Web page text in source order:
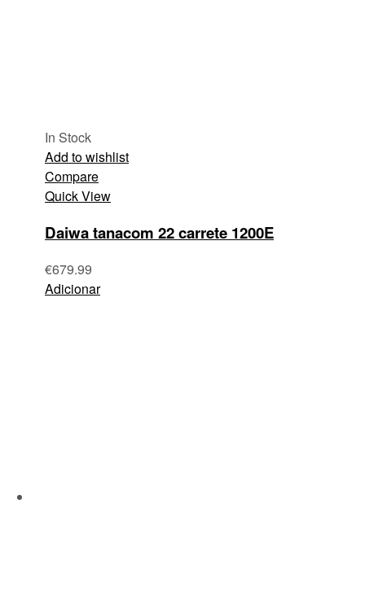
In Stock
Add to wishlist
Compare
Quick View
Daiwa tanacom 22 carrete 1200E
€679.99
Adicionar